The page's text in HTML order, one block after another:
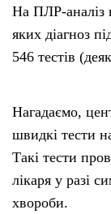
На ПЛР-аналіз
яких діагноз
546 тестів
Нагадаємо,
швидкі тести
Такі тести
лікаря у разі
хвороби.